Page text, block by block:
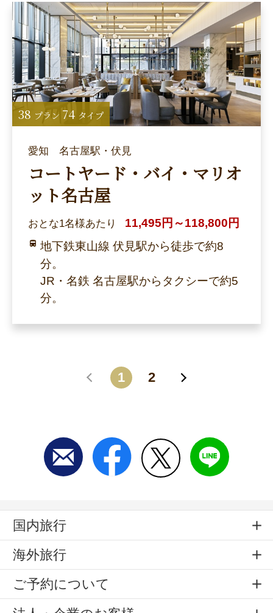
愛知 名古屋駅・伏見
コートヤード・バイ・マリオ
ット名古屋
おとな1名様あたり
11,495円～118,800円
地下鉄東山線 伏見駅から徒歩で約8
分。
JR・名鉄 名古屋駅からタクシーで約5
分。
38 プラン 74 タイプ
戻る
1 2
進む
国内旅行
海外旅行
ご予約について